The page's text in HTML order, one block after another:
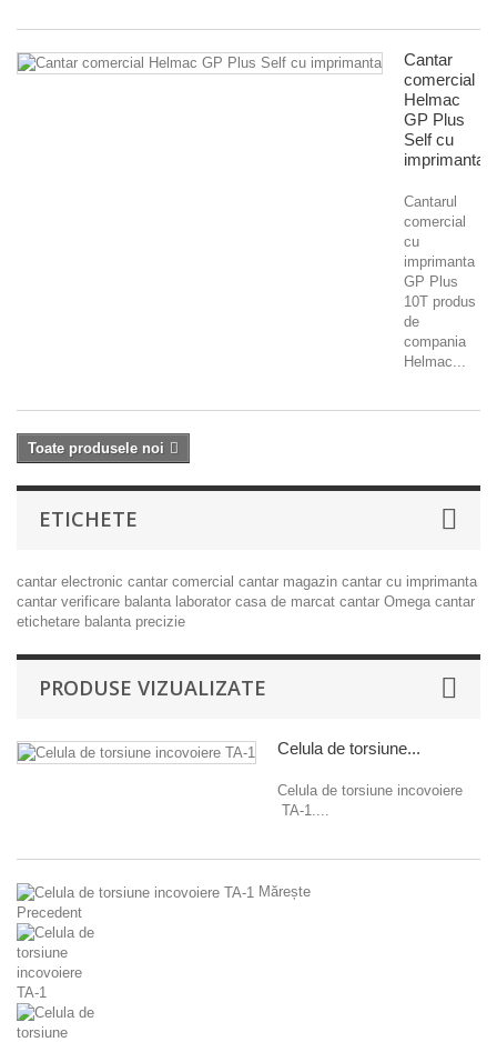
Cantar
comercial
Helmac
GP Plus
Self cu
imprimanta
Cantarul
comercial
cu
imprimanta
GP Plus
10T produs
de
compania
Helmac...
Toate produsele noi
ETICHETE
cantar electronic cantar comercial cantar magazin cantar cu imprimanta
cantar verificare balanta laborator casa de marcat cantar Omega cantar
etichetare balanta precizie
PRODUSE VIZUALIZATE
Celula de torsiune...
Celula de torsiune incovoiere
TA-1....
Mărește
Precedent